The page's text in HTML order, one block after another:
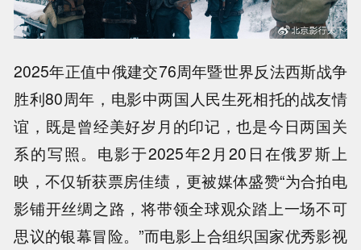
2025年正值中俄建交76周年暨世界反法西斯战争
胜利80周年，电影中两国人民生死相托的战友情
谊，既是曾经美好岁月的印记，也是今日两国关
系的写照。电影于2025年2月20日在俄罗斯上
映，不仅斩获票房佳绩，更被媒体盛赞“为合拍电
影铺开丝绸之路，将带领全球观众踏上一场不可
思议的银幕冒险。”而电影上合组织国家优秀影视